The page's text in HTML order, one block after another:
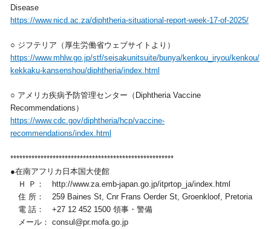
Disease
https://www.nicd.ac.za/diphtheria-situational-report-week-17-of-2025/
○ ジフテリア（厚生労働省ウェブサイトより）
https://www.mhlw.go.jp/stf/seisakunitsuite/bunya/kenkou_iryou/kenkou/
kekkaku-kansenshou/diphtheria/index.html
○ アメリカ疾病予防管理センター（Diphtheria Vaccine
Recommendations）
https://www.cdc.gov/diphtheria/hcp/vaccine-
recommendations/index.html
******************************************************
●在南アフリカ日本国大使館
Ｈ Ｐ： http://www.za.emb-japan.go.jp/itprtop_ja/index.html
住 所： 259 Baines St, Cnr Frans Oerder St, Groenkloof, Pretoria
電 話： +27 12 452 1500 領事・警備
メール： consul@pr.mofa.go.jp